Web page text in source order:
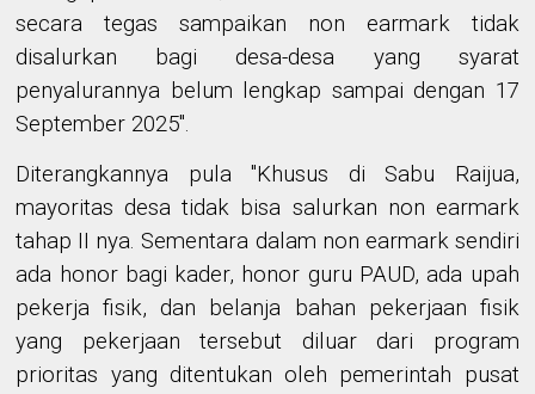
secara tegas sampaikan non earmark tidak
disalurkan bagi desa-desa yang syarat
penyalurannya belum lengkap sampai dengan 17
September 2025".
Diterangkannya pula "Khusus di Sabu Raijua,
mayoritas desa tidak bisa salurkan non earmark
tahap II nya. Sementara dalam non earmark sendiri
ada honor bagi kader, honor guru PAUD, ada upah
pekerja fisik, dan belanja bahan pekerjaan fisik
yang pekerjaan tersebut diluar dari program
prioritas yang ditentukan oleh pemerintah pusat